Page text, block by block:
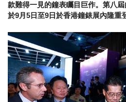
款難得一見的鐘表矚目巨作。第八
於9月5日至9日於香港鐘錶展內隆重